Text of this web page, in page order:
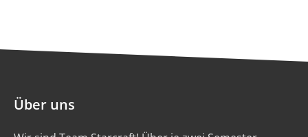
Über uns